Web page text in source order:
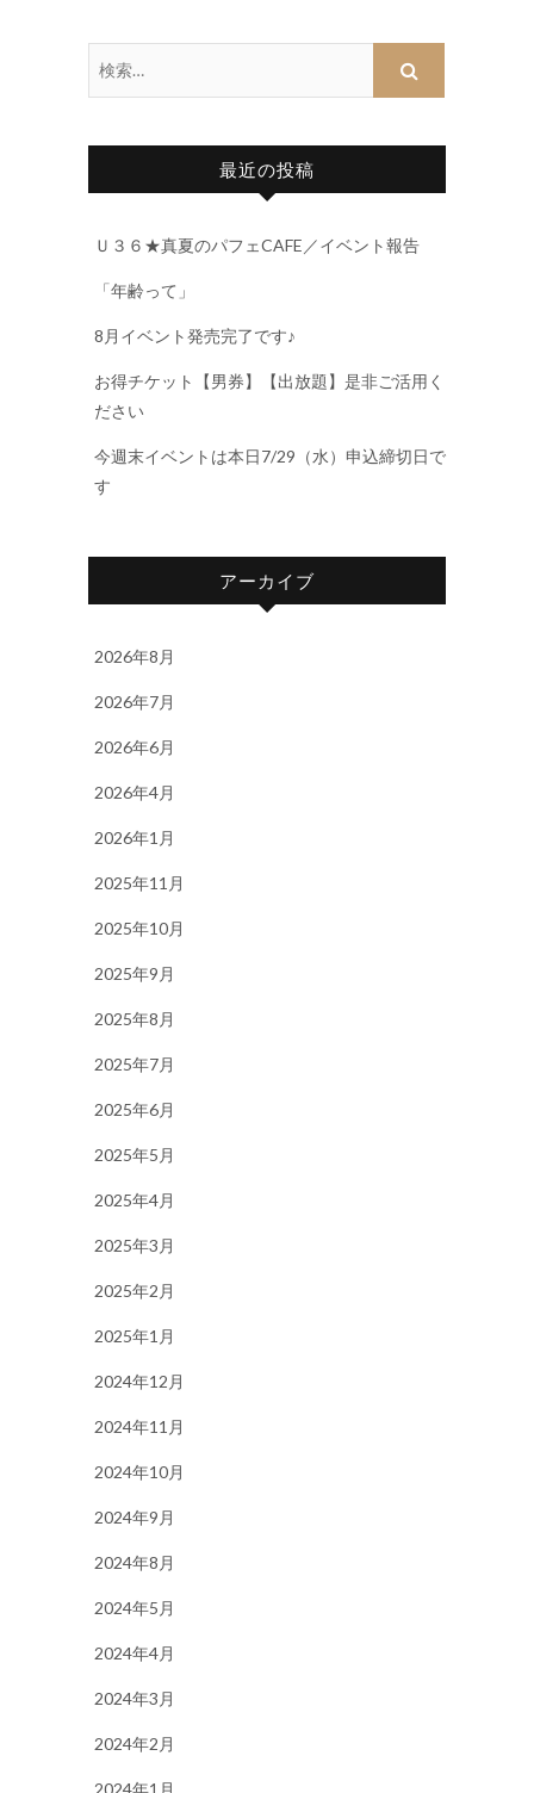
最近の投稿
Ｕ３６★真夏のパフェCAFE／イベント報告
「年齢って」
8月イベント発売完了です♪
お得チケット【男券】【出放題】是非ご活用く
ださい
今週末イベントは本日7/29（水）申込締切日で
す
アーカイブ
2026年8月
2026年7月
2026年6月
2026年4月
2026年1月
2025年11月
2025年10月
2025年9月
2025年8月
2025年7月
2025年6月
2025年5月
2025年4月
2025年3月
2025年2月
2025年1月
2024年12月
2024年11月
2024年10月
2024年9月
2024年8月
2024年5月
2024年4月
2024年3月
2024年2月
2024年1月